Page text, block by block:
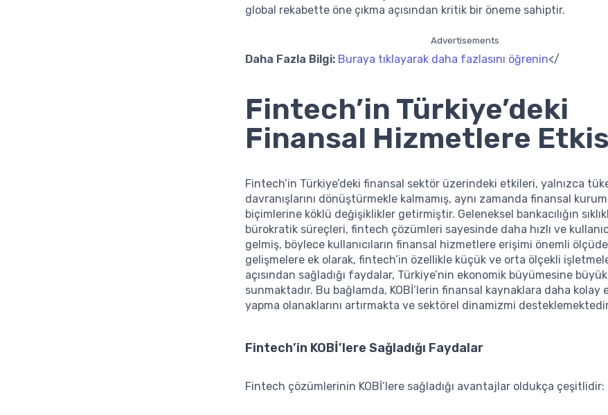
global rekabette öne çıkma açısından kritik bir öneme sahiptir.
Advertisements
Daha Fazla Bilgi: Buraya tıklayarak daha fazlasını öğrenin</
Fintech’in Türkiye’deki
Finansal Hizmetlere
Fintech’in Türkiye’deki finansal sektör üzerindeki etkileri, yalnızca
davranışlarını dönüştürmekle kalmamış, aynı zamanda finansal
biçimlerine köklü değişiklikler getirmiştir. Geleneksel bankacılığın
bürokratik süreçleri, fintech çözümleri sayesinde daha hızlı ve
gelmiş, böylece kullanıcıların finansal hizmetlere erişimi önemli ölçüde
gelişmelere ek olarak, fintech’in özellikle küçük ve orta ölçekli
açısından sağladığı faydalar, Türkiye’nin ekonomik büyümesine
sunmaktadır. Bu bağlamda, KOBİ’lerin finansal kaynaklara daha kolay
yapma olanaklarını artırmakta ve sektörel dinamizmi
Fintech’in KOBİ’lere Sağladığı Faydalar
Fintech çözümlerinin KOBİ’lere sağladığı avantajlar oldukça çeşitlidir: